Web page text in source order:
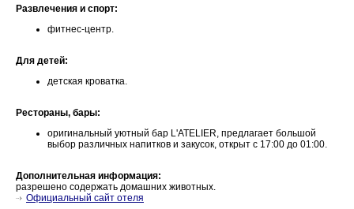
Развлечения и спорт:
фитнес-центр.
Для детей:
детская кроватка.
Рестораны, бары:
оригинальный уютный бар L'ATELIER, предлагает большой
выбор различных напитков и закусок, открыт с 17:00 до 01:00.
Дополнительная информация:
разрешено содержать домашних животных.
Официальный сайт отеля